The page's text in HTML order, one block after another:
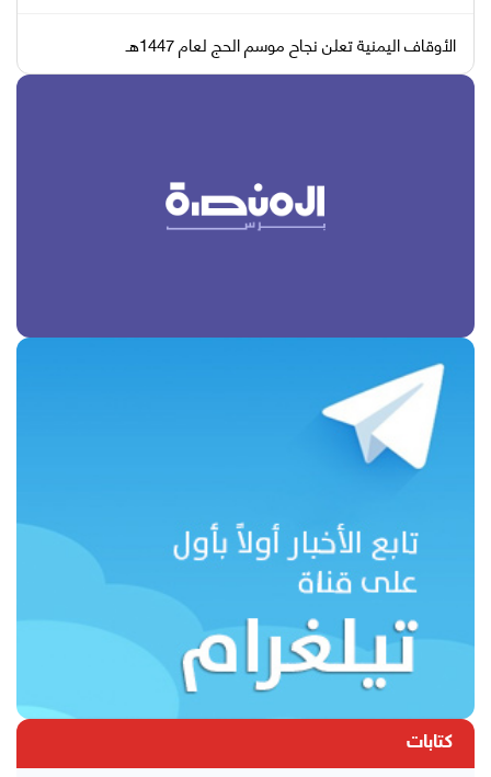
الأوقاف اليمنية تعلن نجاح موسم الحج لعام 1447هـ
كتابات